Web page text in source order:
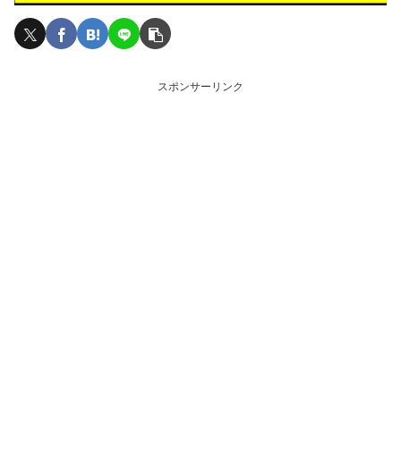
スポンサーリンク